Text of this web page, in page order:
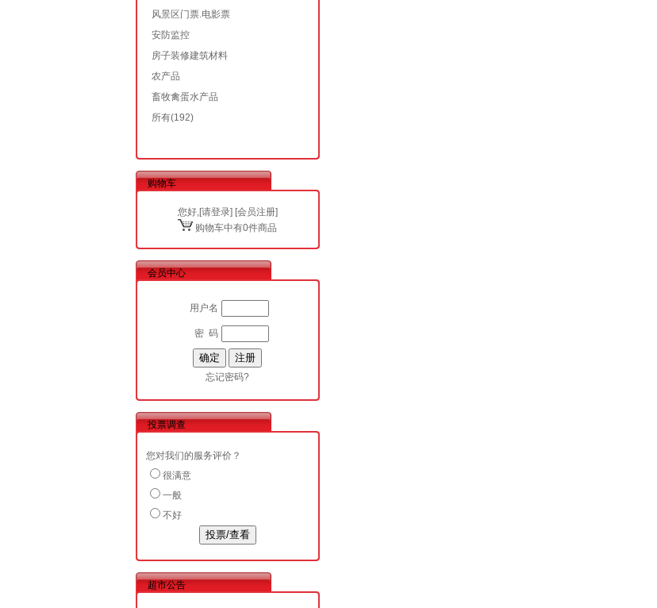
风景区门票.电影票
安防监控
房子装修建筑材料
农产品
畜牧禽蛋水产品
所有(192)
购物车
您好,[请登录] [会员注册]
购物车中有0件商品
会员中心
用户名
密 码
忘记密码?
投票调查
您对我们的服务评价？
很满意
一般
不好
超市公告